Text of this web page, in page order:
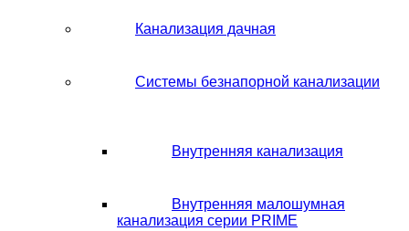
Канализация дачная
Системы безнапорной канализации
Внутренняя канализация
Внутренняя малошумная
канализация серии PRIME